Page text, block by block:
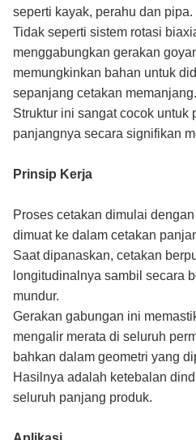
seperti kayak, perahu dan pipa.
Tidak seperti sistem rotasi
menggabungkan gerakan
memungkinkan bahan untuk
sepanjang cetakan memanjang.
Struktur ini sangat cocok untuk
panjangnya secara signifikan
Prinsip Kerja
Proses cetakan dimulai
dimuat ke dalam cetakan
Saat dipanaskan, cetakan
longitudinalnya sambil secara
mundur.
Gerakan gabungan ini
mengalir merata di seluruh
bahkan dalam geometri yang
Hasilnya adalah ketebalan
seluruh panjang produk.